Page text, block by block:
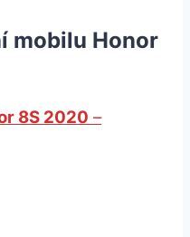
mobilu Honor
8S 2020 –